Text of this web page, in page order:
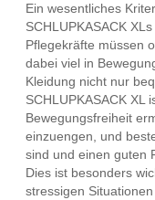
Ein wesentliches
SCHLUPKASACK
Pflegekräfte müssen
dabei viel in
Kleidung nicht nur
SCHLUPKASACK XL
Bewegungsfreiheit
einzuengen, und
sind und einen guten
Dies ist besonders
stressigen